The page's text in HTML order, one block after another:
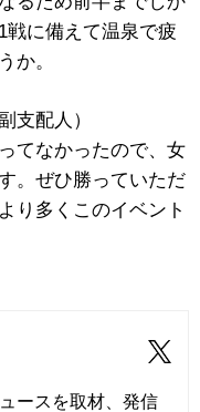
戦に備えて温泉で疲
か。
支配人）
てなかったので、女
。ぜひ勝っていただ
り多くこのイベント
ースを取材、発信